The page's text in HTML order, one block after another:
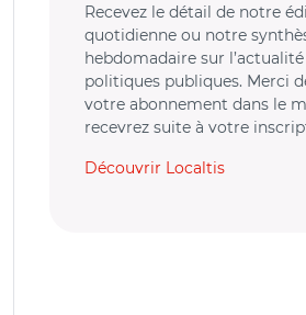
Recevez le détail de notre
quotidienne ou notre
hebdomadaire sur
politiques publiques. Merci
votre abonnement dans le
recevrez suite à votre
Découvrir Localtis